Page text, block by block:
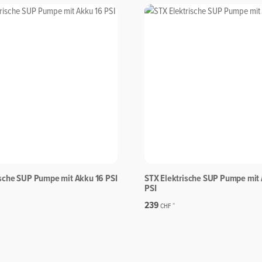
SUP Pumpe mit Akku 16 PSI STX Elektrische SUP Pumpe
PSI
239CHF*